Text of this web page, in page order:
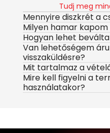
Tudj meg
Mennyire diszkrét a
Milyen hamar
Hogyan lehet
Van lehetőségem
visszaküldésre?
Mit tartalmaz a
Mire kell figyelni a
használatakor?